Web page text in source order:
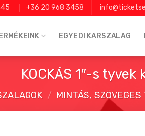
+36 20 968 3458
EGYEDI KARSZALAG
KOCKÁS 1″-s tyvek
/ MINTÁS,